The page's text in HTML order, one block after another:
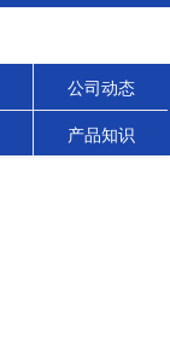
公司动态
产品知识